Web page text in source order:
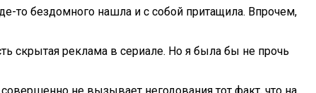
то бездомного нашла и с собой притащила. Впрочем,
скрытая реклама в сериале. Но я была бы не прочь